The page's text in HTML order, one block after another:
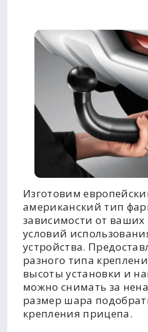
Изготовим
американский тип
зависимости от
условий
устройства.
разного типа
высоты установки и
можно снимать за
размер шара
крепления прицепа.